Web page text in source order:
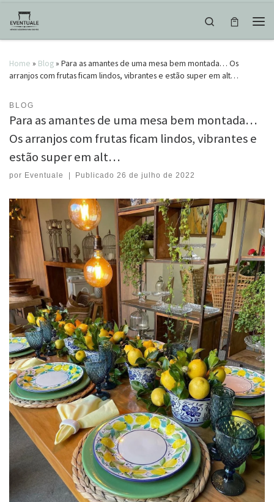
Skip to content
Search
Home » Blog» Para as amantes de uma mesa bem montada… Os
arranjos com frutas ficam lindos, vibrantes e estão super em alt…
BLOG
Para as amantes de uma mesa bem montada…
Os arranjos com frutas ficam lindos, vibrantes e
estão super em alt…
por Eventuale Publicado26 de julho de 2022